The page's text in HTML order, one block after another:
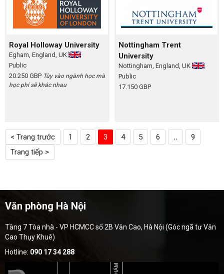
Royal Holloway University
Egham, England, UK
Public
20.250 GBP Tùy vào ngành học mà
học phí sẽ khác nhau
Nottingham Trent
University
Nottingham, England, UK
Public
17.150 GBP
< Trang trước 1 2 3 4 5 6 ..
9
Trang tiếp >
Văn phòng Hà Nội
Tầng 7 Tòa nhà - VP HCMCC số 2B Văn Cao, Hà Nội (Góc ngã tư Văn
Cao Thụy Khuê)
Hotline: 090 17 34 288